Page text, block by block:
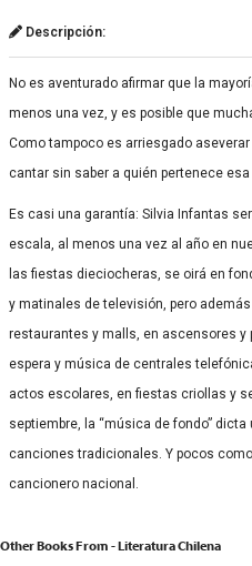
Descripción:
No es aventurado afirmar que la
menos una vez, y es posible que
Como tampoco es arriesgado
cantar sin saber a quién pertenece esa
Es casi una garantía: Silvia Infantas
escala, al menos una vez al año en
las fiestas dieciocheras, se oirá en
y matinales de televisión, pero
restaurantes y malls, en ascensores
espera y música de centrales
actos escolares, en fiestas criollas y
septiembre, la “música de fondo”
canciones tradicionales. Y pocos
cancionero nacional.
Other Books From - Literatura Chilena